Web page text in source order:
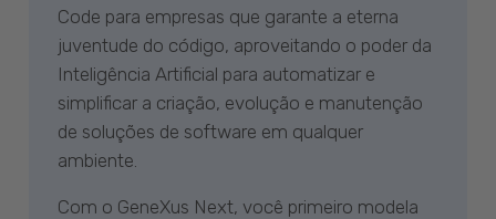
Code para empresas que garante a eterna
juventude do código, aproveitando o poder da
Inteligência Artificial para automatizar e
simplificar a criação, evolução e manutenção
de soluções de software em qualquer
ambiente.
Com o GeneXus Next, você primeiro modela